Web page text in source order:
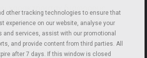
χαρακτήρισαν διάφορους
δραστηριότητας
έτη, όπως αυτές
από τα οικονομικά
other tracking technologies to ensure that
experience on our website, analyse your
and services, assist with our promotional
and provide content from third parties. All
after 7 days. If this window is closed